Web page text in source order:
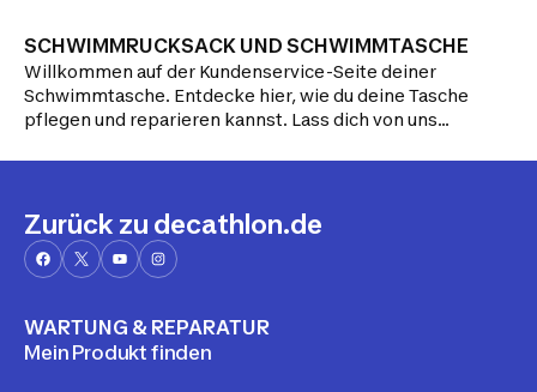
SCHWIMMRUCKSACK UND SCHWIMMTASCHE
Willkommen auf der Kundenservice-Seite deiner
Schwimmtasche. Entdecke hier, wie du deine Tasche
pflegen und reparieren kannst. Lass dich von uns
Zurück zu decathlon.de
WARTUNG & REPARATUR
Mein Produkt finden